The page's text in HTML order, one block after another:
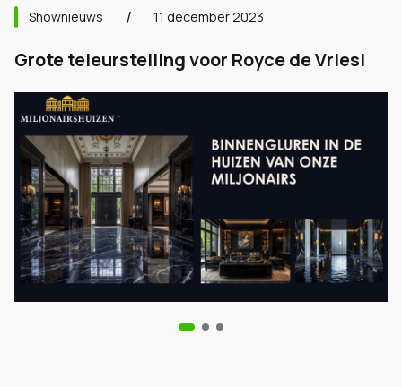
Shownieuws 11 december 2023
Grote teleurstelling voor Royce de Vries!